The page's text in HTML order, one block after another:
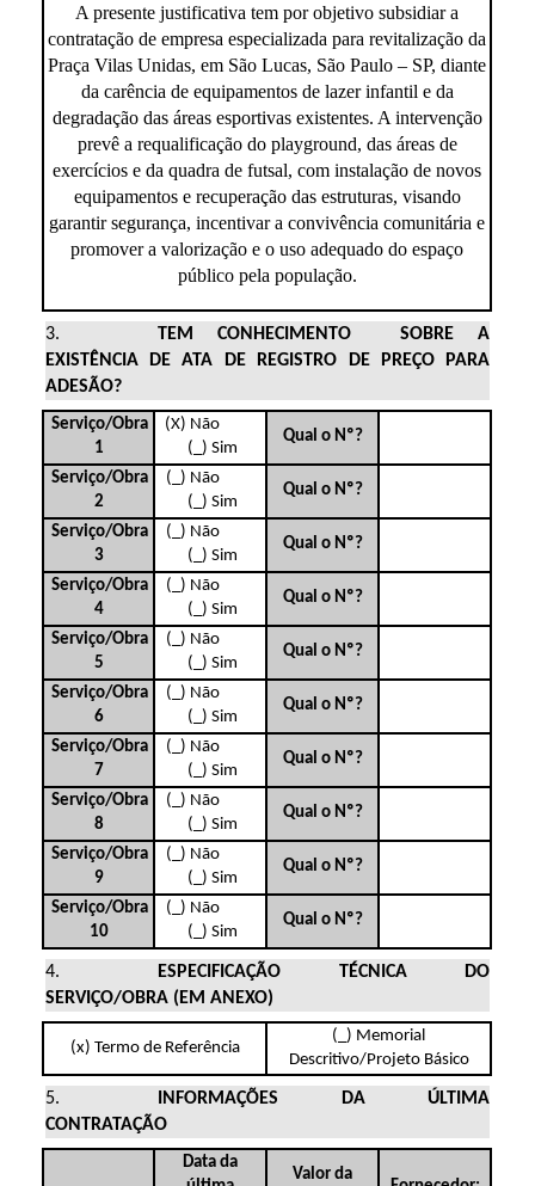
A presente justificativa tem por objetivo subsidiar a
contratação de empresa especializada para revitalização da
Praça Vilas Unidas, em São Lucas, São Paulo – SP, diante
da carência de equipamentos de lazer infantil e da
degradação das áreas esportivas existentes. A intervenção
prevê a requalificação do playground, das áreas de
exercícios e da quadra de futsal, com instalação de novos
equipamentos e recuperação das estruturas, visando
garantir segurança, incentivar a convivência comunitária e
promover a valorização e o uso adequado do espaço
público pela população.
TEM CONHECIMENTO SOBRE A
EXISTÊNCIA DE ATA DE REGISTRO DE PREÇO PARA
ADESÃO?
Serviço/Obra
1
(X) Não
(_) Sim
Qual o Nº?
Serviço/Obra
2
(_) Não
(_) Sim
Qual o Nº?
Serviço/Obra
3
(_) Não
(_) Sim
Qual o Nº?
Serviço/Obra
4
(_) Não
(_) Sim
Qual o Nº?
Serviço/Obra
5
(_) Não
(_) Sim
Qual o Nº?
Serviço/Obra
6
(_) Não
(_) Sim
Qual o Nº?
Serviço/Obra
7
(_) Não
(_) Sim
Qual o Nº?
Serviço/Obra
8
(_) Não
(_) Sim
Qual o Nº?
Serviço/Obra
9
(_) Não
(_) Sim
Qual o Nº?
Serviço/Obra
10
(_) Não
(_) Sim
Qual o Nº?
ESPECIFICAÇÃO TÉCNICA DO
SERVIÇO/OBRA (EM ANEXO)
(x) Termo de Referência
(_) Memorial
Descritivo/Projeto Básico
INFORMAÇÕES DA ÚLTIMA
CONTRATAÇÃO
Data da
Valor da